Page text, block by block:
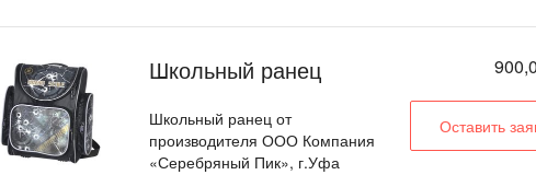
Школьный ранец
Школьный ранец от
производителя ООО Компания
«Серебряный Пик», г.Уфа
Оставить